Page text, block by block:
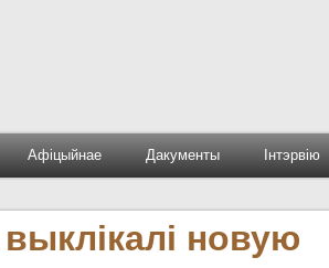
Афіцыйнае Дакументы Інтэрвію
новую